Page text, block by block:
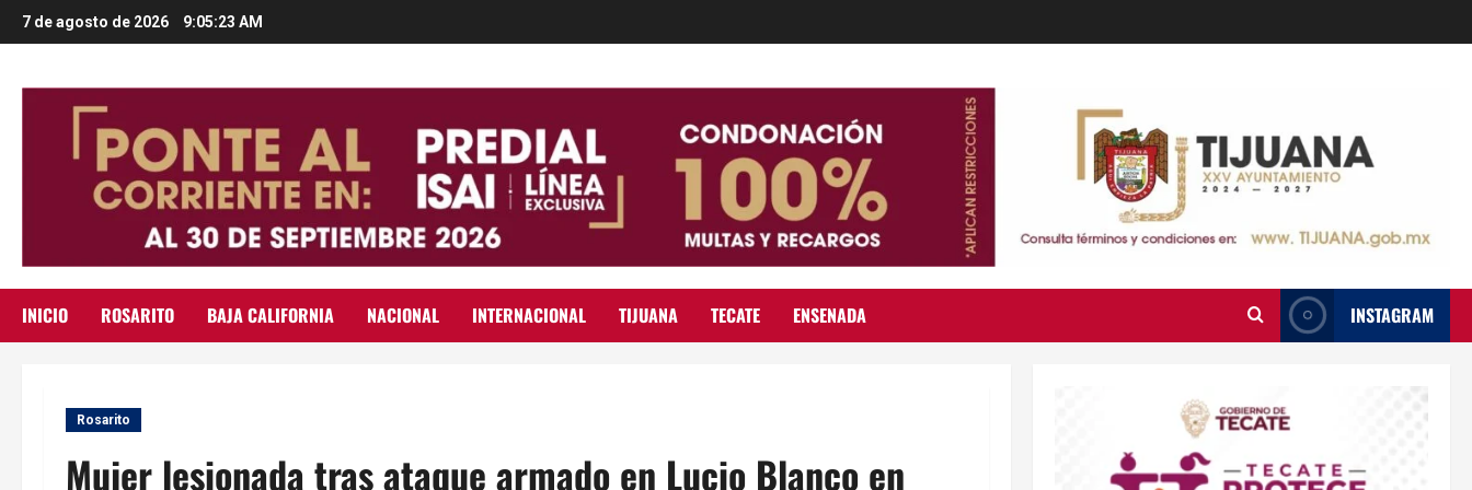
Saltar
al
7 de agosto de 2026 9:05:24 AM
INICIO ROSARITO BAJA CALIFORNIA NACIONAL INTERNACIONAL TIJUANA TECATE ENSENADA INSTAGRAM
Rosarito
Mujer lesionada tras ataque armado en Lucio Blanco en